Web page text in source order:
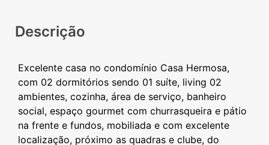
Descrição
Excelente casa no condomínio Casa Hermosa,
com 02 dormitórios sendo 01 suíte, living 02
ambientes, cozinha, área de serviço, banheiro
social, espaço gourmet com churrasqueira e pátio
na frente e fundos, mobiliada e com excelente
localização, próximo as quadras e clube, do